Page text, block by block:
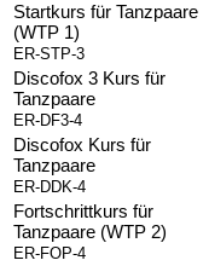
Startkurs für Tanzpaare
(WTP 1)
ER-STP-3
Discofox 3 Kurs für
Tanzpaare
ER-DF3-4
Discofox Kurs für
Tanzpaare
ER-DDK-4
Fortschrittkurs für
Tanzpaare (WTP 2)
ER-FOP-4